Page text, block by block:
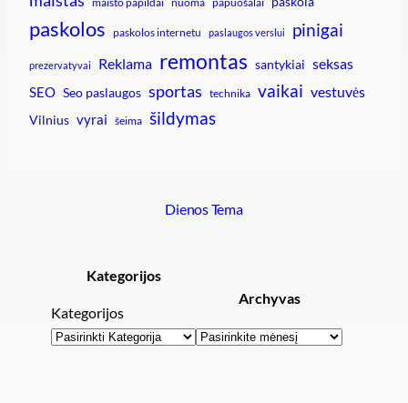
paskolos paskolos internetu paslaugos verslui pinigai
prezervatyvai Reklama remontas santykiai seksas
SEO Seo paslaugos sportas technika vaikai vestuvės
Vilnius vyrai šeima šildymas
Dienos Tema
Kategorijos
Kategorijos
Archyvas
Archyvai